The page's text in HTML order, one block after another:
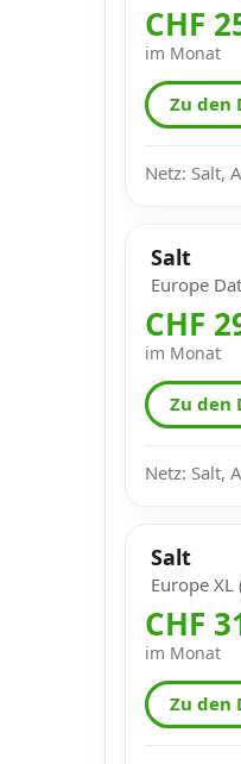
CHF
im Monat
Zu den
Netz: Salt,
Salt
Europe
CHF
im Monat
Zu den
Netz: Salt,
Salt
Europe
CHF
im Monat
Zu den